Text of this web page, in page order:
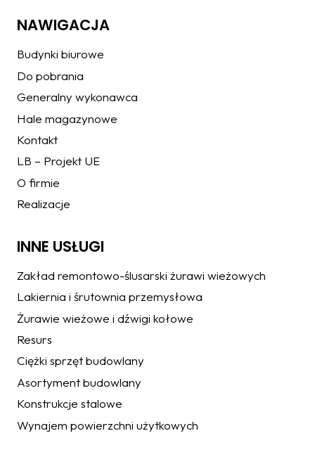
NAWIGACJA
Budynki biurowe
Do pobrania
Generalny wykonawca
Hale magazynowe
Kontakt
LB – Projekt UE
O firmie
Realizacje
INNE USŁUGI
Zakład remontowo-ślusarski żurawi wieżowych
Lakiernia i śrutownia przemysłowa
Żurawie wieżowe i dźwigi kołowe
Resurs
Ciężki sprzęt budowlany
Asortyment budowlany
Konstrukcje stalowe
Wynajem powierzchni użytkowych